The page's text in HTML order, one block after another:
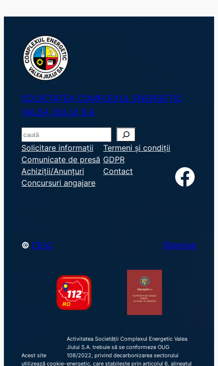
SOCIETATEA COMPLEXUL ENERGETIC
VALEA JIULUI S.A.
S
e
a
r
c
Solicitare informații
Comunicate de presă
Achiziții/Anunțuri
Concursuri angajare
Termeni și condiții
GDPR
Contact
Facebook
© CEVJ Sitemap
Acest site
utilizează cookie-
Activitatea Societății Complexul Energetic Valea
Jiului S.A. trebuie să se conformeze OUG
108/2022, privind decarbonizarea sectorului
energetic, care stabilește prin articolul 6, alineatul